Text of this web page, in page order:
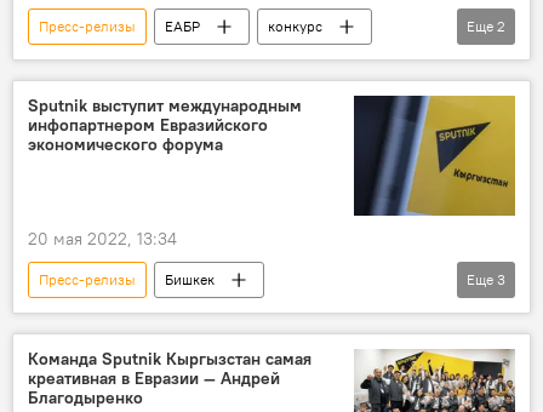
Пресс-релизы ЕАБР
конкурс
СМИ
Sputnik Кыргызстан
Еще 2
Sputnik выступит международным
инфопартнером Евразийского
экономического форума
20 мая 2022, 13:34
Пресс-релизы
Бишкек
Евразийский экономический форум в Бишкеке
Sputnik
партнерство
Еще 3
Команда Sputnik Кыргызстан самая
креативная в Евразии — Андрей
Благодыренко